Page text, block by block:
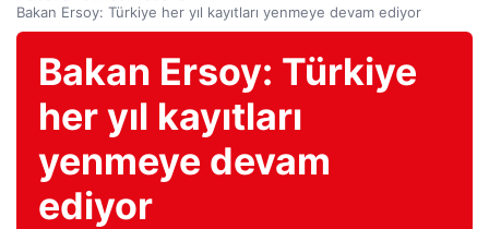
Bakan Ersoy: Türkiye her yıl kayıtları yenmeye devam ediyor
Bakan Ersoy: Türkiye
her yıl kayıtları
yenmeye devam
ediyor